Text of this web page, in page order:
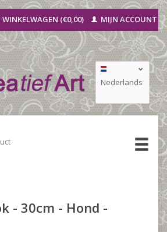
WINKELWAGEN (€0,00) MIJN ACCOUNT
Nederlands
Deutsch
- 30cm - Hond -